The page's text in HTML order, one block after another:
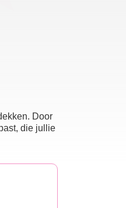
Door
die jullie